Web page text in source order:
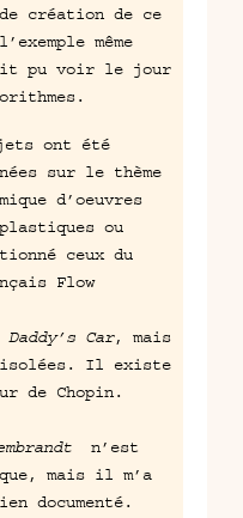
création de ce
même
pu voir le jour
ont été
sur le thème
d’oeuvres
ou
ceux du
Flow
Daddy’s Car, mais
Il existe
de Chopin.
n’est
mais il m’a
documenté.